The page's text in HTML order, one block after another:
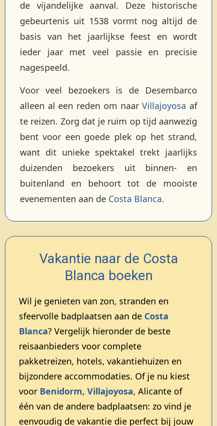
de vijandelijke aanval. Deze historische
gebeurtenis uit 1538 vormt nog altijd de
basis van het jaarlijkse feest en wordt
ieder jaar met veel passie en precisie
nagespeeld.
Voor veel bezoekers is de Desembarco
alleen al een reden om naarVillajoyosa af
te reizen. Zorg dat je ruim op tijd aanwezig
bent voor een goede plek op het strand,
want dit unieke spektakel trekt jaarlijks
duizenden bezoekers uit binnen- en
buitenland en behoort tot de mooiste
evenementen aan de Costa Blanca.
Vakantie naar de Costa
Blanca boeken
Wil je genieten van zon, stranden en
sfeervolle badplaatsen aan de Costa
Blanca? Vergelijk hieronder de beste
reisaanbieders voor complete
pakketreizen, hotels, vakantiehuizen en
bijzondere accommodaties. Of je nu kiest
voor Benidorm, Villajoyosa, Alicante of
één van de andere badplaatsen: zo vind je
eenvoudig de vakantie die perfect bij jouw